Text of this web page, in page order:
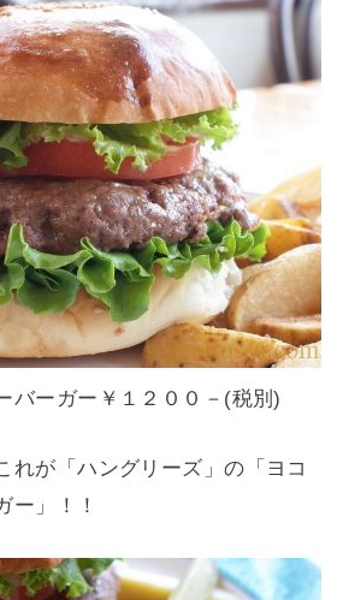
バーガー￥１２００－(税別)
が「ハングリーズ」の「ヨコ
ー」！！